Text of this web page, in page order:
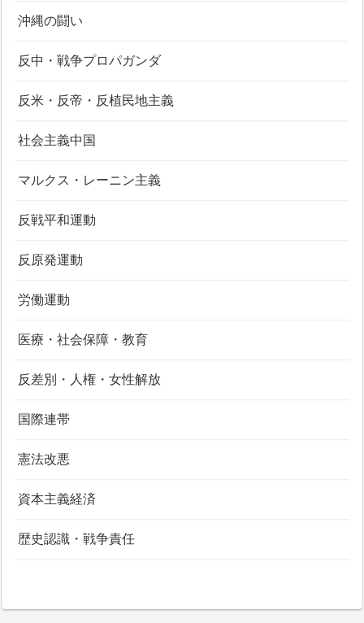
沖縄の闘い
反中・戦争プロパガンダ
反米・反帝・反植民地主義
社会主義中国
マルクス・レーニン主義
反戦平和運動
反原発運動
労働運動
医療・社会保障・教育
反差別・人権・女性解放
国際連帯
憲法改悪
資本主義経済
歴史認識・戦争責任